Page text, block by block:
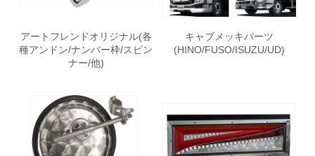
アートフレンドオリジナル(各
種アンドン/ナンバー枠/スピン
ナー/他)
キャブメッキパーツ
(HINO/FUSO/ISUZU/UD)